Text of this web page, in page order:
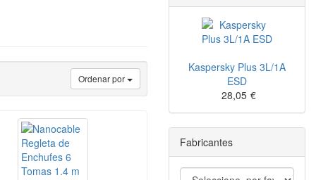
Ordenar por
Kaspersky Plus 3L/1A
ESD
28,05 €
Fabricantes